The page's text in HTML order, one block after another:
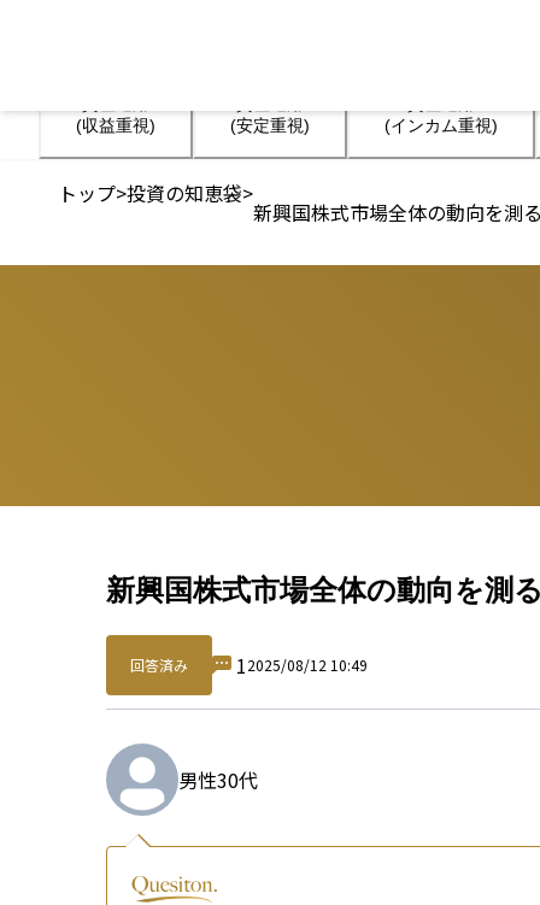
(収益重視)
(安定重視)
(インカム重視)
トップ>投資の知恵袋>
新興国株式市場全体の動向を測
新興国株式市場全体の動向を測
回答済み 12025/08/12 10:49
男性30代